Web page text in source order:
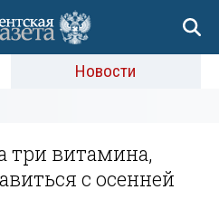
Новости
три витамина,
с осенней